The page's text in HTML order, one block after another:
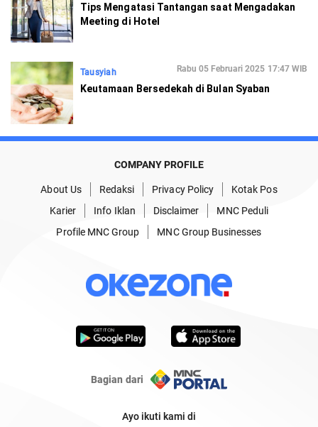
Tips Mengatasi Tantangan saat Mengadakan
Meeting di Hotel
Tausyiah Rabu 05 Februari 2025 17:47 WIB
Keutamaan Bersedekah di Bulan Syaban
COMPANY PROFILE
About Us Redaksi Privacy Policy
Kotak Pos
Karier
Info Iklan Disclaimer
MNC Peduli
Profile MNC Group
MNC Group Businesses
Bagian dari
Ayo ikuti kami di